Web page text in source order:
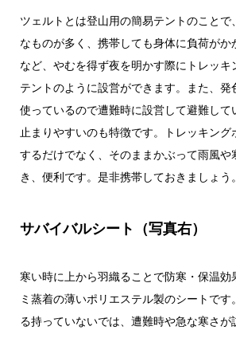
ツェルトとは登山用の簡易テントのことで
なものが多く、携帯しても身体に負荷が
など、やむを得ず夜を明かす際にトレッキ
テントのように設営ができます。また、発
使っているので遭難時に設営して避難して
止まりやすいのも特徴です。トレッキング
するだけでなく、そのままかぶって雨風や
き、便利です。是非携帯しておきましょう。
サバイバルシート（写真右）
寒い時に上から羽織ることで防寒・保温効
ミ蒸着の薄いポリエステル製のシートで
る持っていないでは、遭難時や急な寒さ